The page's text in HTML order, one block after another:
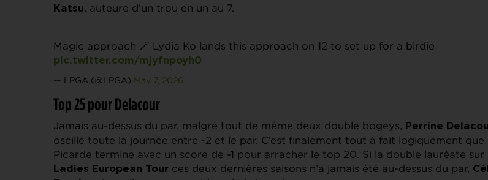
Katsu, auteure d’un trou en un au 7.
Magic approach 🪄 Lydia Ko lands this approach on 12 to set up for a birdie
pic.twitter.com/mjyfnpoyh0
— LPGA (@LPGA) May 7, 2026
Top 25 pour Delacour
Jamais au-dessus du par, malgré tout de même deux double bogeys, Perrine
oscillé toute la journée entre -2 et le par. C’est finalement tout à fait logiquement que
Picarde termine avec un score de -1 pour arracher le top 20. Si la double lauréate sur
Ladies European Tour ces deux dernières saisons n’a jamais été au-dessus du par,